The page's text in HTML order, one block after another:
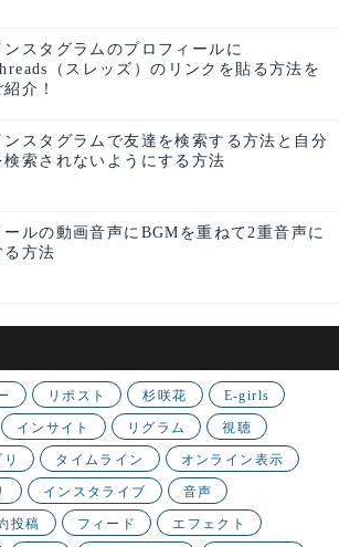
ンスタグラムのプロフィールに
（スレッズ）のリンクを貼る方法を
紹介！
ンスタグラムで友達を検索する方法と自分
検索されないようにする方法
ールの動画音声にBGMを重ねて2重音声に
る方法
リポスト 杉咲花 E-girls
インサイト リグラム 視聴
タイムライン オンライン表示
インスタライブ 音声
投稿 フィード エフェクト